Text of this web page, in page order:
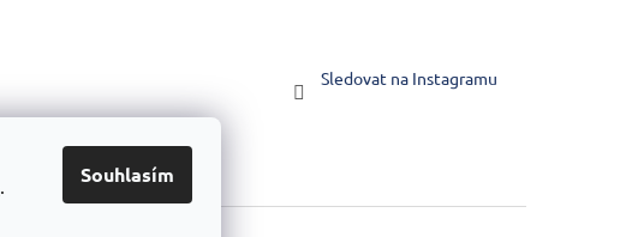
. Souhlasím
Sledovat na Instagramu